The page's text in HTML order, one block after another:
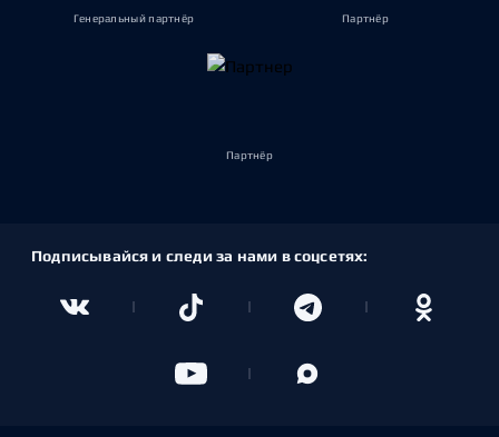
Генеральный партнёр Партнёр
Партнёр
Подписывайся и следи за нами в соцсетях: